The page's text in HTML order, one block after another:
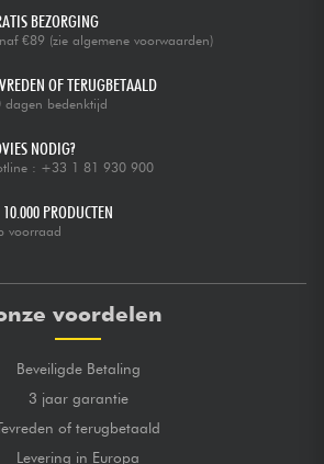
BEZORGING
€89 (zie algemene voorwaarden)
OF TERUGBETAALD
dagen bedenktijd
NODIG?
: +33 1 81 930 900
PRODUCTEN
voorraad
voordelen
Beveiligde Betaling
3 jaar garantie
of terugbetaald
Levering in Europa